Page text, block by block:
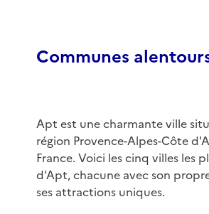
Communes
Apt est une charmante ville
région Provence-Alpes-Côte
France. Voici les cinq villes les
d'Apt, chacune avec son
ses attractions uniques.